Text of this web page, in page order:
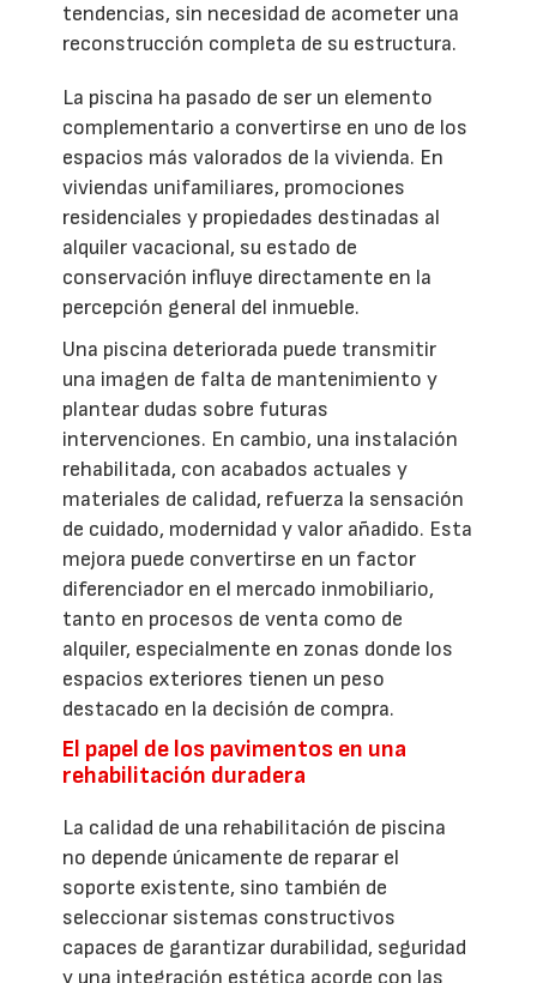
tendencias, sin necesidad de acometer una
reconstrucción completa de su estructura.
La piscina ha pasado de ser un elemento
complementario a convertirse en uno de los
espacios más valorados de la vivienda. En
viviendas unifamiliares, promociones
residenciales y propiedades destinadas al
alquiler vacacional, su estado de
conservación influye directamente en la
percepción general del inmueble.
Una piscina deteriorada puede transmitir
una imagen de falta de mantenimiento y
plantear dudas sobre futuras
intervenciones. En cambio, una instalación
rehabilitada, con acabados actuales y
materiales de calidad, refuerza la sensación
de cuidado, modernidad y valor añadido. Esta
mejora puede convertirse en un factor
diferenciador en el mercado inmobiliario,
tanto en procesos de venta como de
alquiler, especialmente en zonas donde los
espacios exteriores tienen un peso
destacado en la decisión de compra.
El papel de los pavimentos en una
rehabilitación duradera
La calidad de una rehabilitación de piscina
no depende únicamente de reparar el
soporte existente, sino también de
seleccionar sistemas constructivos
capaces de garantizar durabilidad, seguridad